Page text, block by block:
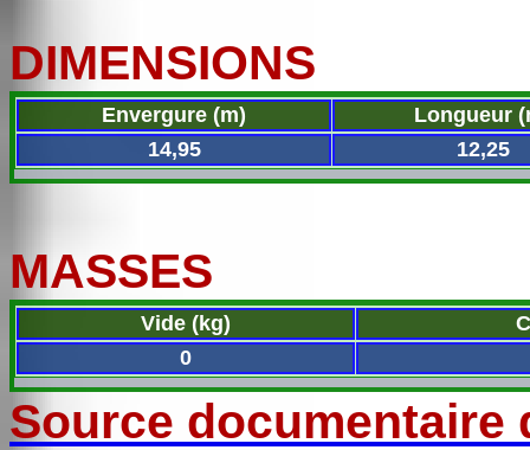
DIMENSIONS
Envergure (m)
Longueur
14,95
12,25
MASSES
Vide (kg)
0
Source documentaire